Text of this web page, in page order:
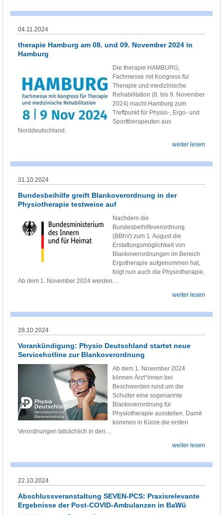
04.11.2024
therapie Hamburg am 08. und 09. November 2024 in
Hamburg
Die therapie HAMBURG,
Fachmesse mit Kongress für
Therapie und medizinische
Rehabilitation (8. bis 9. November
2024) macht Hamburg zum
Treffpunkt für Physio-, Ergo- und
Sporttherapeuten aus
Norddeutschland.
weiter lesen
31.10.2024
Bundesbeihilfe greift Blankoverordnung in der
Physiotherapie testweise auf
Nachdem die
Bundesbeihilfeverordnung
(BBhV) zum 1. August die
Erstattungsmöglichkeit von
Blankoverordnungen im Bereich
Ergotherapie aufgenommen hat,
folgt nun auch die Physiotherapie.
Ab dem 1. November 2024 werden…
weiter lesen
28.10.2024
Vorankündigung: Physio Deutschland startet neue
Servicehotline zur Blankoverordnung
Ab dem 1. November 2024
können Ärzt*innen bei
Beschwerden rund um die
Schulter eine sogenannte
Blankoverordnung für
Physiotherapie ausstellen. Damit
kommen in Kürze die ersten
Verordnungen tatsächlich in den…
weiter lesen
22.10.2024
Abschlussveranstaltung SEVEN-PCS: Praxisrelevante
Ergebnisse der Post-COVID-Ambulanzen in BaWü